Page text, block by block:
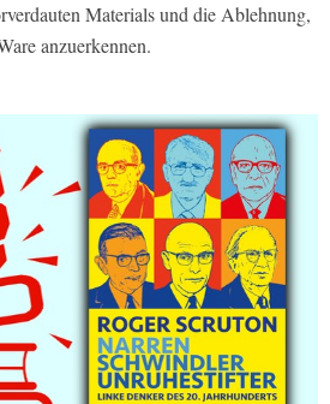
Materials und die Ablehnung,
anzuerkennen.